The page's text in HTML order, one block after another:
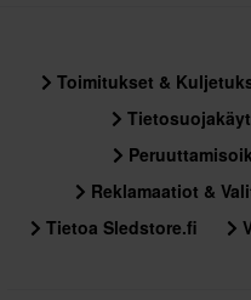
Sertifiointistandardi
ECE 22.06
Toimitukset &
Reklamaatiot &
Tietoa Sledstore.fi